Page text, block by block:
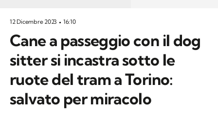
12 Dicembre 2023 16:10
Cane a passeggio con il dog
sitter si incastra sotto le
ruote del tram a Torino:
salvato per miracolo